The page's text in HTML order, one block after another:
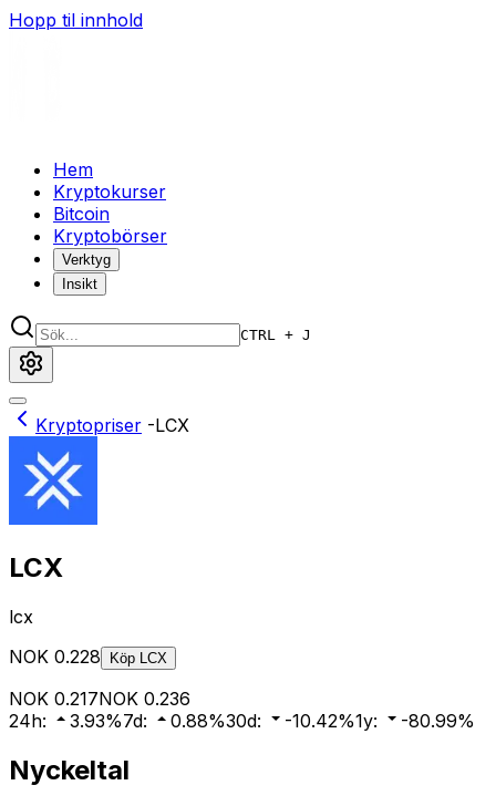
Hopp til innhold
Hem
Kryptokurser
Bitcoin
Kryptobörser
Verktyg
Insikt
CTRL + J
Kryptopriser -LCX
LCX
lcx
NOK 0.228 Köp LCX
NOK 0.217NOK 0.236
24h: 3.93%7d: 0.88%30d: -10.42%1y: -80.99%
Nyckeltal